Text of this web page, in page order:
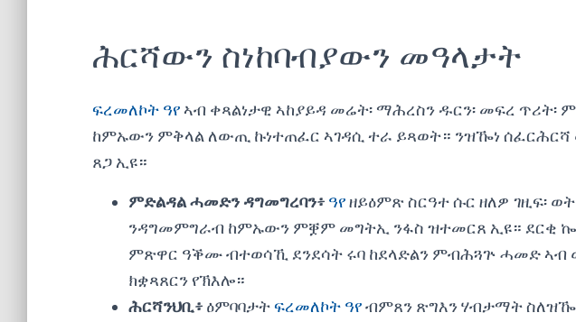
ሕርሻውን ስነከባብያውን መዓላታት
ፍረመለኮት ዓየኣብ ቀጻልነታዊ ኣከያይዳ መሬት፡ ማሕረስን ዱርን፡ መፍረ ጥሪት፡
ከምኡውን ምቅላል ለውጢ ኩነተጠፈር ኣገዳሲ ተራ ይጻወት። ንዝዀነ ሰፈርሕርሻ
ጸጋ ኢዩ።
ምድልዳል ሓመድን ዳግመግረባን፥ ዓየዘይዕምጽ ስርዓተ ሱር ዘለዎ ገዚፍ፡
ንዳግመምግራብ ከምኡውን ምቛም መግትኢ ንፋስ ዝተመርጸ ኢዩ። ደርቂ
ምጽዋር ዓቕሙ ብተወሳኺ ደንደሳት ሩባ ከደላድልን ምብሕጓጕ ሓመድ
ክቋጻጸርን የኽእሎ።
ሕርሻንህቢ፥ ዕምባባታትፍረመለኮት ዓየብምጸን ጽግእን ሃብታማት